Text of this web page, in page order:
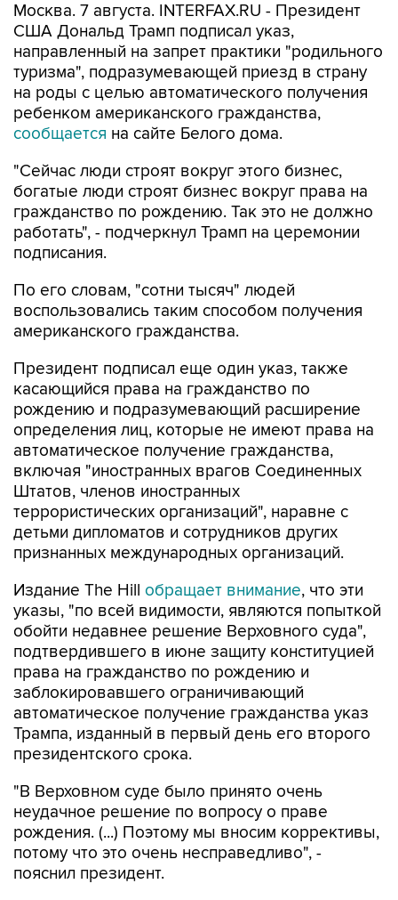
Москва. 7 августа. INTERFAX.RU - Президент
США Дональд Трамп подписал указ,
направленный на запрет практики "родильного
туризма", подразумевающей приезд в страну
на роды с целью автоматического получения
ребенком американского гражданства,
сообщается на сайте Белого дома.
"Сейчас люди строят вокруг этого бизнес,
богатые люди строят бизнес вокруг права на
гражданство по рождению. Так это не должно
работать", - подчеркнул Трамп на церемонии
подписания.
По его словам, "сотни тысяч" людей
воспользовались таким способом получения
американского гражданства.
Президент подписал еще один указ, также
касающийся права на гражданство по
рождению и подразумевающий расширение
определения лиц, которые не имеют права на
автоматическое получение гражданства,
включая "иностранных врагов Соединенных
Штатов, членов иностранных
террористических организаций", наравне с
детьми дипломатов и сотрудников других
признанных международных организаций.
Издание The Hill обращает внимание, что эти
указы, "по всей видимости, являются попыткой
обойти недавнее решение Верховного суда",
подтвердившего в июне защиту конституцией
права на гражданство по рождению и
заблокировавшего ограничивающий
автоматическое получение гражданства указ
Трампа, изданный в первый день его второго
президентского срока.
"В Верховном суде было принято очень
неудачное решение по вопросу о праве
рождения. (...) Поэтому мы вносим коррективы,
потому что это очень несправедливо", -
пояснил президент.